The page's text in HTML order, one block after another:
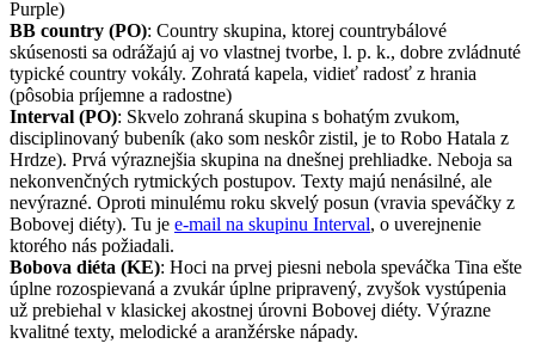
Purple)
BB country (PO): Country skupina, ktorej countrybálové
skúsenosti sa odrážajú aj vo vlastnej tvorbe, l. p. k., dobre zvládnuté
typické country vokály. Zohratá kapela, vidieť radosť z hrania
(pôsobia príjemne a radostne)
Interval (PO): Skvelo zohraná skupina s bohatým zvukom,
disciplinovaný bubeník (ako som neskôr zistil, je to Robo Hatala z
Hrdze). Prvá výraznejšia skupina na dnešnej prehliadke. Neboja sa
nekonvenčných rytmických postupov. Texty majú nenásilné, ale
nevýrazné. Oproti minulému roku skvelý posun (vravia speváčky z
Bobovej diéty). Tu je e-mail na skupinu Interval, o uverejnenie
ktorého nás požiadali.
Bobova diéta (KE): Hoci na prvej piesni nebola speváčka Tina ešte
úplne rozospievaná a zvukár úplne pripravený, zvyšok vystúpenia
už prebiehal v klasickej akostnej úrovni Bobovej diéty. Výrazne
kvalitné texty, melodické a aranžérske nápady.